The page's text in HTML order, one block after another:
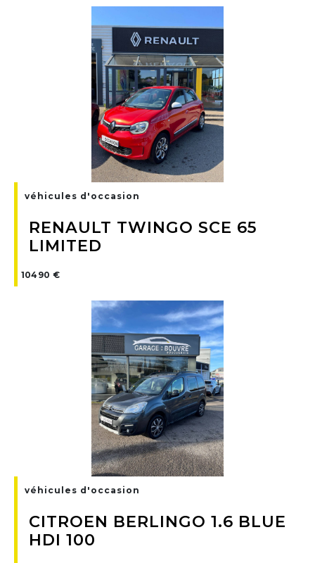
véhicules d'occasion
RENAULT TWINGO SCE 65
LIMITED
10490 €
véhicules d'occasion
CITROEN BERLINGO 1.6 BLUE
HDI 100